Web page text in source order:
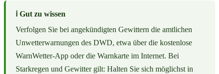
ℹ️ Gut zu wissen
Verfolgen Sie bei angekündigten Gewittern die amtlichen
Unwetterwarnungen des DWD, etwa über die kostenlose
WarnWetter-App oder die Warnkarte im Internet. Bei
Starkregen und Gewitter gilt: Halten Sie sich möglichst in